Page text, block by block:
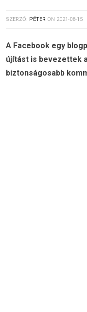
SZERZŐ: PÉTER ON 2021-08-15
A Facebook egy
újítást is bevezettek
biztonságosabb